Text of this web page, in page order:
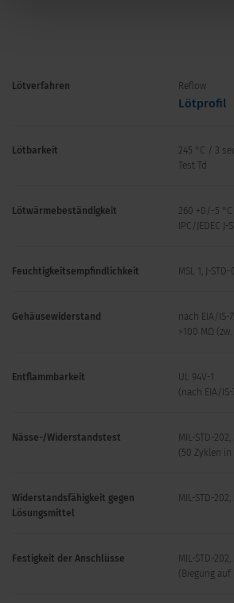
Lötverfahren Reflow
Lötprofil
Lötbarkeit
245 °C / 3
Test Td
Lötwärmebeständigkeit
260 +0/-5
IPC/JEDEC
Feuchtigkeitsempfindlichkeit MSL 1, J-
Gehäusewiderstand
nach EIA/IS-
>100 MΩ
Entflammbarkeit
UL 94V-1
(nach EIA/IS-
Nässe-/Widerstandstest
MIL-STD-
(50 Zyklen
Widerstandsfähigkeit gegen
Lösungsmittel
MIL-STD-
Festigkeit der Anschlüsse
MIL-STD-
(Biegung